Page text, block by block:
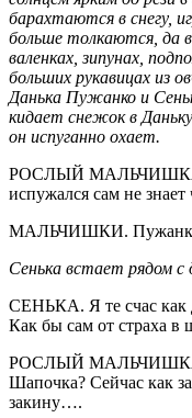
барахтаются в снегу,
больше толкаются, да
валенках, зипунах,
больших рукавицах из
Данька Пужанко и
кидает снежок в
он испуганно охает.
РОСЛЫЙ
испужался сам не
МАЛЬЧИШКИ.
Сенька встает рядом с
СЕНЬКА. Я те счас как
Как бы сам от страха в
РОСЛЫЙ МАЛЬЧИШКА.
Шапочка? Сейчас как
закину….